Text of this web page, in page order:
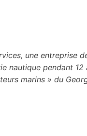
une entreprise
nautique pendant
marins » du